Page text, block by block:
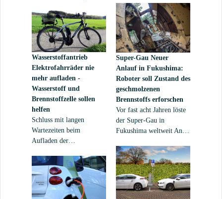
Deutschland Hunderte
Milliarden Euro – nicht
nur die Bürger und
Unternehmen, sondern
auch die Protagonisten,
welche die Hardware
dafür zur Verfügung
stellen.
Batteriezellen
voranzutreiben. Auch ein
Standort für die Fabrik
scheint mittlerweile
gefunden.
Super-Gau Neuer
Anlauf in Fukushima:
Roboter soll Zustand des
geschmolzenen
Brennstoffs erforschen
Vor fast acht Jahren löste
der Super-Gau in
Fukushima weltweit Angst
immer belastet das
strahlende Erbe die
Umwelt. Die Brennstäbe
konnten noch immer nicht
geborgen werden. Nun
Wasserstoffantrieb
Elektrofahrräder nie
mehr aufladen -
Wasserstoff und
Brennstoffzelle sollen
helfen
Schluss mit langen
Wartezeiten beim
Aufladen der
Ein Wasserstofftank samt
Brennstoffzelle soll
Abhilfe schaffen.